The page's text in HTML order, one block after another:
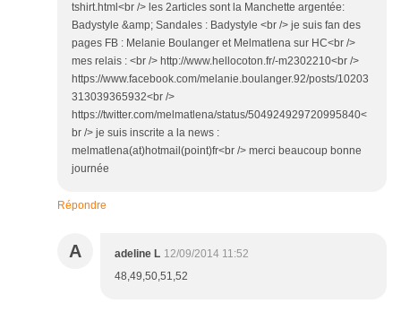
tshirt.html<br /> les 2articles sont la Manchette argentée:
Badystyle &amp; Sandales : Badystyle <br /> je suis fan des
pages FB : Melanie Boulanger et Melmatlena sur HC<br />
mes relais : <br /> http://www.hellocoton.fr/-m2302210<br />
https://www.facebook.com/melanie.boulanger.92/posts/10203
313039365932<br />
https://twitter.com/melmatlena/status/504924929720995840<
br /> je suis inscrite a la news :
melmatlena(at)hotmail(point)fr<br /> merci beaucoup bonne
journée
Répondre
A adeline L 12/09/2014 11:52
48,49,50,51,52